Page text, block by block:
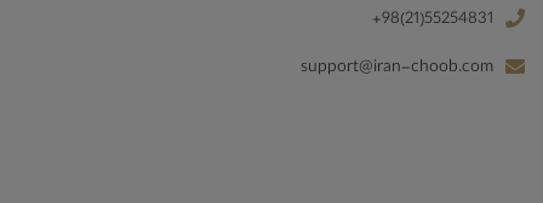
+98(21)55254831
support@iran-choob.com